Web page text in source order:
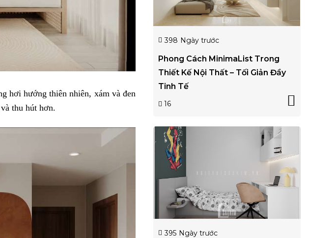
hơi hướng thiên nhiên, xám và đen
thu hút hơn.
398 Ngày trước
Phong Cách MinimaList Trong
Thiết Kế Nội Thất – Tối Giản Đầy
Tinh Tế
16
395 Ngày trước